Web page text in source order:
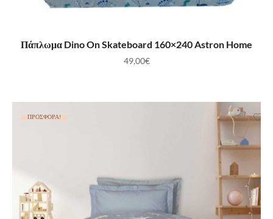
ΠΡΟΣΘΉΚΗ ΣΤΟ ΚΑΛΆΘΙ
Πάπλωμα Dino On Skateboard 160×240 Astron Home
49,00€
ΠΡΟΣΦΟΡΆ!